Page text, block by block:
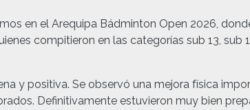
en el Arequipa Bádminton Open 2026,
compitieron en las categorías sub 13,
y positiva. Se observó una mejora física
Definitivamente estuvieron muy bien